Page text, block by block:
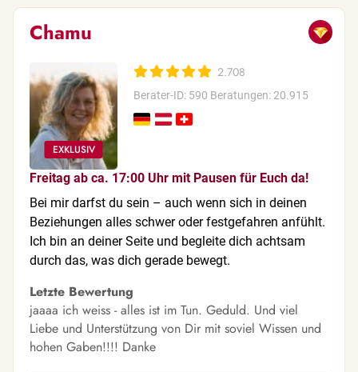
Chamu
2.708
Berater-ID: 590 Beratungen: 20.915
Freitag ab ca. 17:00 Uhr mit Pausen für Euch da!
Bei mir darfst du sein – auch wenn sich in deinen
Beziehungen alles schwer oder festgefahren anfühlt.
Ich bin an deiner Seite und begleite dich achtsam
durch das, was dich gerade bewegt.
Letzte Bewertung
jaaaa ich weiss - alles ist im Tun. Geduld. Und viel
Liebe und Unterstützung von Dir mit soviel Wissen und
hohen Gaben!!!! Danke